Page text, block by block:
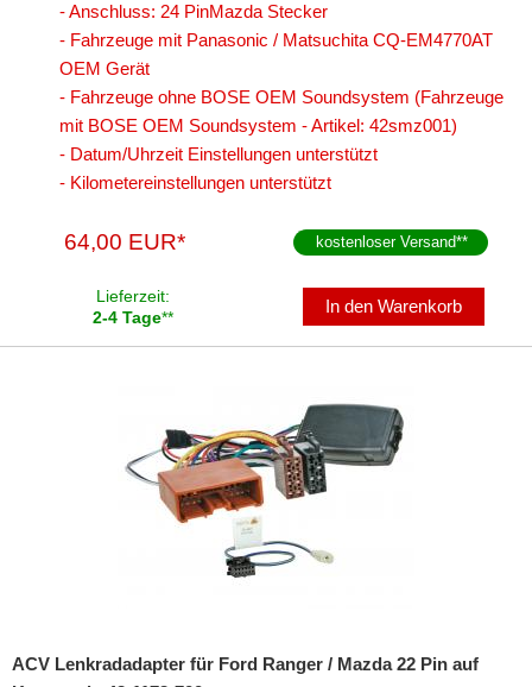
Werkstatt
- Anschluss: 24 PinMazda Stecker
- Fahrzeuge mit Panasonic / Matsuchita CQ-EM4770AT
OEM Gerät
- Fahrzeuge ohne BOSE OEM Soundsystem (Fahrzeuge
mit BOSE OEM Soundsystem - Artikel: 42smz001)
- Datum/Uhrzeit Einstellungen unterstützt
- Kilometereinstellungen unterstützt
64,00 EUR* kostenloser Versand**
Lieferzeit:
2-4 Tage**
In den Warenkorb
ACV Lenkradadapter für Ford Ranger / Mazda 22 Pin auf